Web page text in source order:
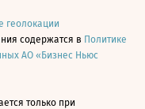
геолокации
содержатся в Политике
АО «Бизнес Ньюс
только при